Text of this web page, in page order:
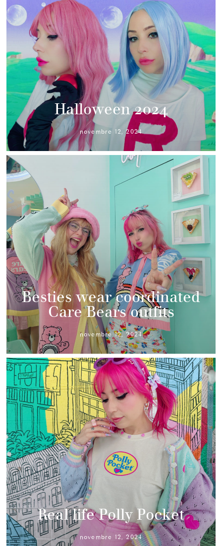
Halloween 2024
novembre 12, 2024
Besties wear coordinated
Care Bears outfits
novembre 12, 2024
Real life Polly Pocket
novembre 12, 2024